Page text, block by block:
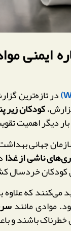
در تازه‌ترین
کودکان زیر
دیگر اهمیت
۲۰۲۶ منتشر شده است، اگرچه
ناشی از غذا
کودکان خردسال
که علاوه
موادی مانند
خطرناک باشند و